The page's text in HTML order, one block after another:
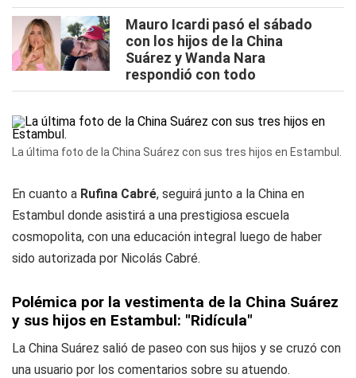
Mauro Icardi pasó el sábado
con los hijos de la China
Suárez y Wanda Nara
respondió con todo
La última foto de la China Suárez con sus tres hijos en Estambul.
En cuanto a Rufina Cabré, seguirá junto a la China en
Estambul donde asistirá a una prestigiosa escuela
cosmopolita, con una educación integral luego de haber
sido autorizada por Nicolás Cabré.
Polémica por la vestimenta de la China Suárez
y sus hijos en Estambul: "Ridícula"
La China Suárez salió de paseo con sus hijos y se cruzó con
una usuario por los comentarios sobre su atuendo.